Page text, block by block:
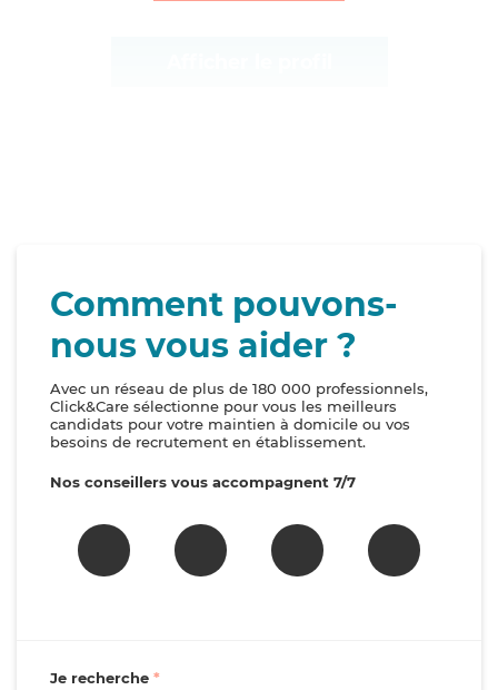
Comment pouvons-
nous vous aider ?
Avec un réseau de plus de 180 000 professionnels,
Click&Care sélectionne pour vous les meilleurs
candidats pour votre maintien à domicile ou vos
besoins de recrutement en établissement.
Nos conseillers vous accompagnent 7/7
Je recherche